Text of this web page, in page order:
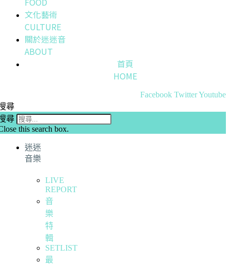
文化藝術
CULTURE
關於迷迷音
ABOUT
首頁
HOME
Facebook TwitterYoutube
尋
尋
this search box.
迷迷
音樂
LIVE
REPORT
音
樂
特
輯
SETLIST
最